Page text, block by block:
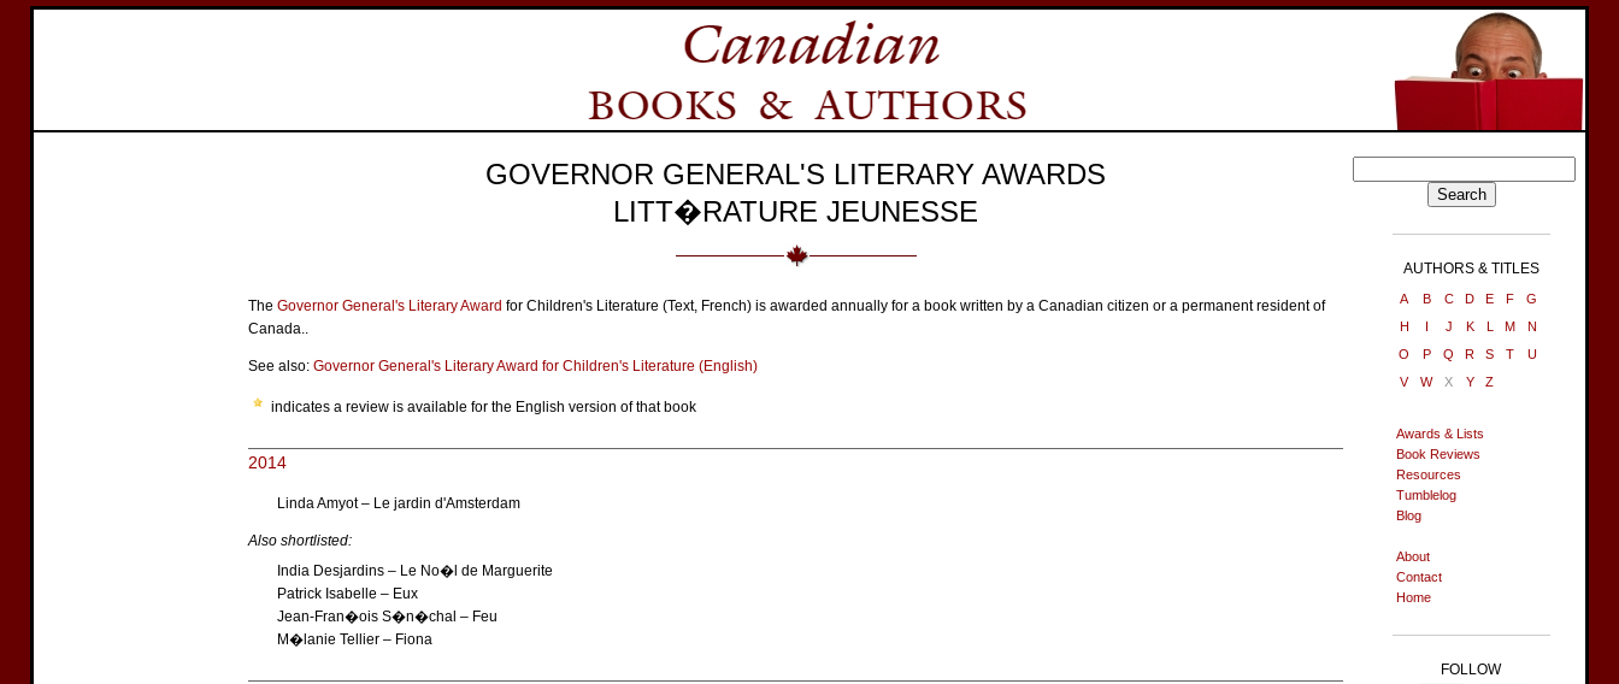
GOVERNOR GENERAL'S LITERARY AWARDS
LITT�RATURE JEUNESSE
The Governor General's Literary Award for Children's Literature (Text, French) is awarded annually for a book written by a Canadian citizen or a permanent resident of
Canada..
See also: Governor General's Literary Award for Children's Literature (English)
indicates a review is available for the English version of that book
2014
Linda Amyot – Le jardin d'Amsterdam
Also shortlisted:
India Desjardins – Le No�l de Marguerite
Patrick Isabelle – Eux
Jean-Fran�ois S�n�chal – Feu
M�lanie Tellier – Fiona
AUTHORS & TITLES
A B C D E F
G
H
I J K L M
N
O
P Q R S T
U
V
W X Y Z
Awards & Lists
Book Reviews
Resources
Tumblelog
Blog
About
Contact
Home
FOLLOW